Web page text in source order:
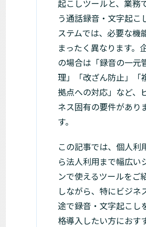
起こしツールと、業務
う通話録音・文字起こ
ステムでは、必要な機
まったく異なります。
の場合は「録音の一元
理」「改ざん防止」「
拠点への対応」など、
ネス固有の要件があり
す。
この記事では、個人利
ら法人利用まで幅広い
ンで使えるツールをご
しながら、特にビジネ
途で録音・文字起こし
格導入したい方におす